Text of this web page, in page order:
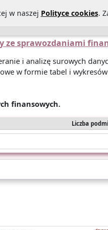
Statystyki sprawozdań
ze sprawozdaniami
i analizę surowych
w formie tabel i
finansowych.
Liczba
w naszej Polityce cookies.